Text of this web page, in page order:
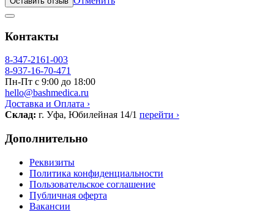
Контакты
8-347-2161-003
8-937-16-70-471
Пн-Пт с 9:00 до 18:00
hello@bashmedica.ru
Доставка и Оплата ›
Склад: г. Уфа, Юбилейная 14/1 перейти ›
Дополнительно
Реквизиты
Политика конфиденциальности
Пользовательское соглашение
Публичная оферта
Вакансии